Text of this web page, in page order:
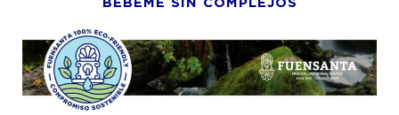
BÉBEME SIN COMPLEJOS